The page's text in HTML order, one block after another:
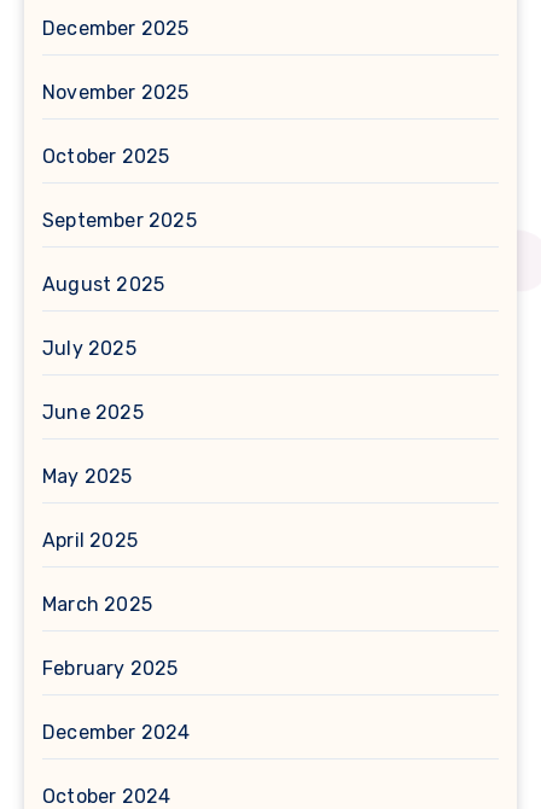
December 2025
November 2025
October 2025
September 2025
August 2025
July 2025
June 2025
May 2025
April 2025
March 2025
February 2025
December 2024
October 2024